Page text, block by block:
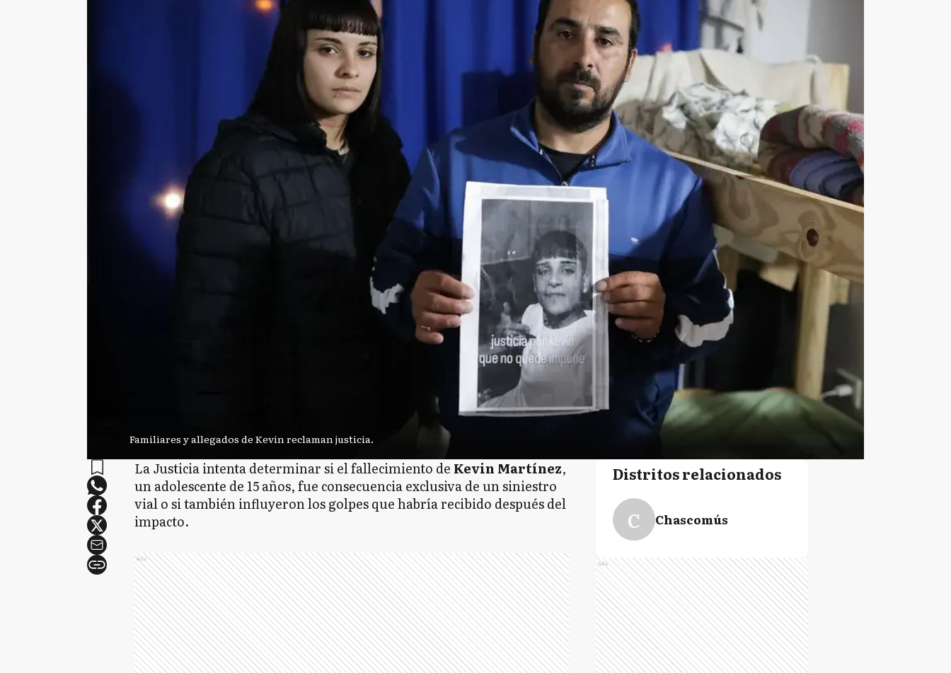
Familiares y allegados de Kevin reclaman justicia.
La Justicia intenta determinar si el fallecimiento de Kevin Martínez,
un adolescente de 15 años, fue consecuencia exclusiva de un siniestro
vial o si también influyeron los golpes que habría recibido después del
impacto.
Ads
Distritos relacionados
C Chascomús
Ads